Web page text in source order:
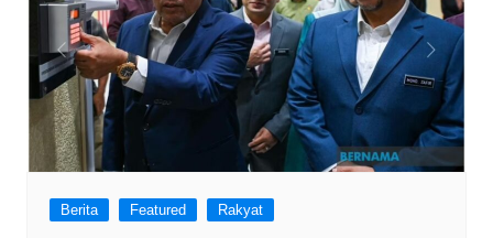
Berita Featured Rakyat